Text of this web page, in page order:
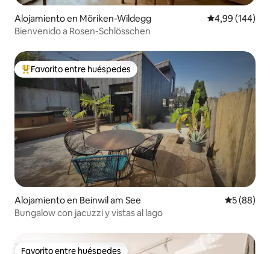
Alojamiento en Möriken-Wildegg Calificación
4,99 (144)
Bienvenido a Rosen-Schlösschen
Favorito entre los huéspedes más destacados
Favorito entre huéspedes
Alojamiento en Beinwil am See
5 (88)
Bungalow con jacuzzi y vistas al lago
Favorito entre huéspedes